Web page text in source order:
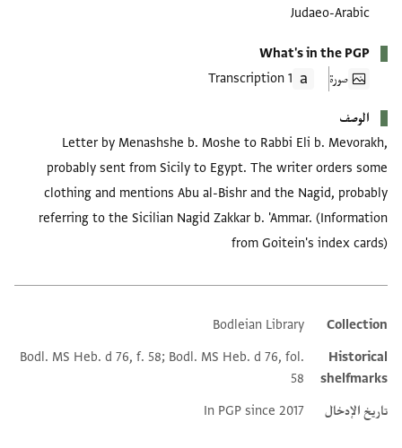
Judaeo-Arabic
What's in the PGP
صورة
1 Transcription
الوصف
Letter by Menashshe b. Moshe to Rabbi Eli b. Mevorakh,
probably sent from Sicily to Egypt. The writer orders some
clothing and mentions Abu al-Bishr and the Nagid, probably
referring to the Sicilian Nagid Zakkar b. 'Ammar. (Information
from Goitein's index cards)
Additional metadata
Collection
Bodleian Library
Historical
shelfmarks
Bodl. MS Heb. d 76, f. 58; Bodl. MS Heb. d 76, fol.
58
تاريخ الإدخال
In PGP since 2017